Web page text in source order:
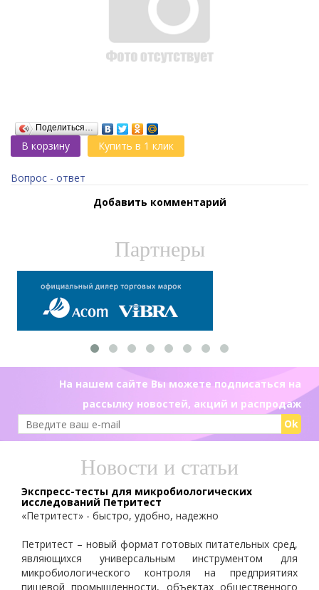
Поделиться…
В корзину Купить в 1 клик
Вопрос - ответ
Добавить комментарий
Партнеры
На нашем сайте Вы можете подписаться на
рассылку новостей, акций и распродаж
Ok
Новости и статьи
Экспресс-тесты для микробиологических
исследований Петритест
«Петритест» - быстро, удобно, надежно
Петритест – новый формат готовых питательных сред,
являющихся универсальным инструментом для
микробиологического контроля на предприятиях
пищевой промышленности, объектах общественного